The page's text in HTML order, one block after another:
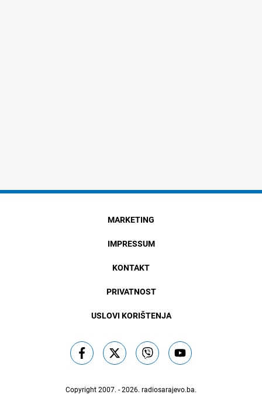
MARKETING
IMPRESSUM
KONTAKT
PRIVATNOST
USLOVI KORIŠTENJA
Copyright 2007. - 2026. radiosarajevo.ba.